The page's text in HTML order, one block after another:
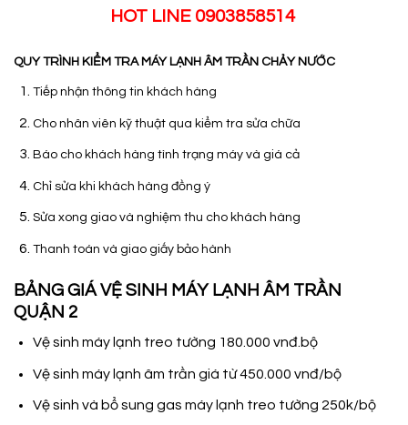
HOT LINE 0903858514
QUY TRÌNH KIỂM TRA MÁY LẠNH ÂM TRẦN CHẢY NƯỚC
Tiếp nhận thông tin khách hàng
Cho nhân viên kỹ thuật qua kiểm tra sửa chữa
Báo cho khách hàng tình trạng máy và giá cả
Chỉ sửa khi khách hàng đồng ý
Sửa xong giao và nghiệm thu cho khách hàng
Thanh toán và giao giấy bảo hành
BẢNG GIÁ VỆ SINH MÁY LẠNH ÂM TRẦN
QUẬN 2
Vệ sinh máy lạnh treo tường 180.000 vnđ.bộ
Vệ sinh máy lạnh âm trần giá từ 450.000 vnđ/bộ
Vệ sinh và bổ sung gas máy lạnh treo tường 250k/bộ